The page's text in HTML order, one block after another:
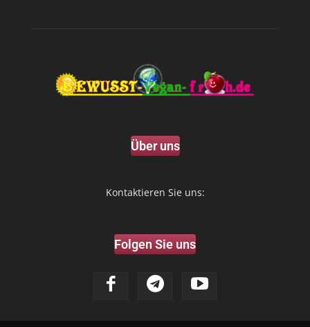
Über uns
Kontaktieren Sie uns:
Folgen Sie uns